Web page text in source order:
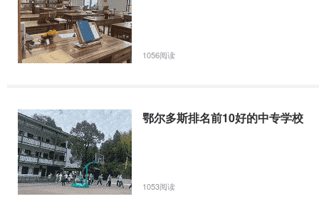
1056阅读
鄂尔多斯排名前10好的中专学校
1053阅读